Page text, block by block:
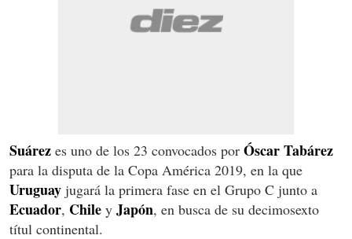
Suárez es uno de los 23 convocados por Óscar Tabárez
para la disputa de la Copa América 2019, en la que
Uruguay jugará la primera fase en el Grupo C junto a
Ecuador, Chile y Japón, en busca de su decimosexto
títul continental.